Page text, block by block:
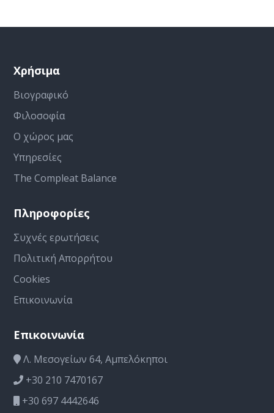
Χρήσιμα
Βιογραφικό
Φιλοσοφία
Ο χώρος μας
Υπηρεσίες
The Compleat Balance
Πληροφορίες
Συχνές ερωτήσεις
Πολιτική Απορρήτου
Cookies
Επικοινωνία
Επικοινωνία
Λ. Μεσογείων 64, Αμπελόκηποι
+30 210 7470167
+30 697 4442646